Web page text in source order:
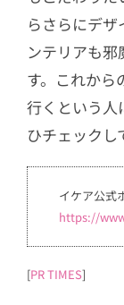
らさらにデ
ンテリアも
す。これから
行くという人
ひチェックし
イケア公式
https://
[PR TIMES]